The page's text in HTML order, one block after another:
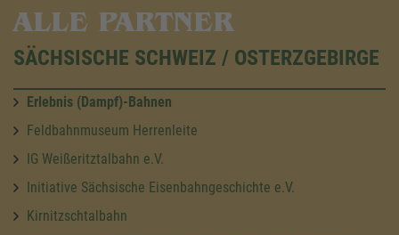
ALLE PARTNER
SÄCHSISCHE SCHWEIZ / OSTERZGEBIRGE
Erlebnis (Dampf)-Bahnen
Feldbahnmuseum Herrenleite
IG Weißeritztalbahn e.V.
Initiative Sächsische Eisenbahngeschichte e.V.
Kirnitzschtalbahn